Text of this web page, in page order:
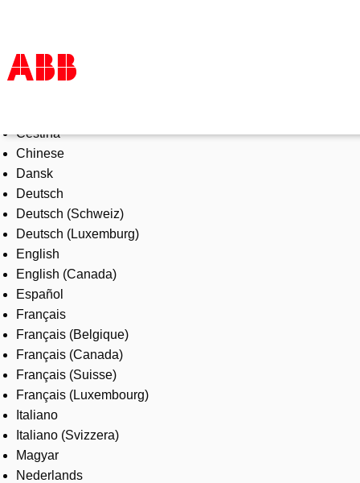
Products & Solutions
Industries
Services
About us
Where to buy
Contact us
Careers
Čeština
Chinese
Dansk
Deutsch
Deutsch (Schweiz)
Deutsch (Luxemburg)
English
English (Canada)
Español
Français
Français (Belgique)
Français (Canada)
Français (Suisse)
Français (Luxembourg)
Italiano
Italiano (Svizzera)
Magyar
Nederlands